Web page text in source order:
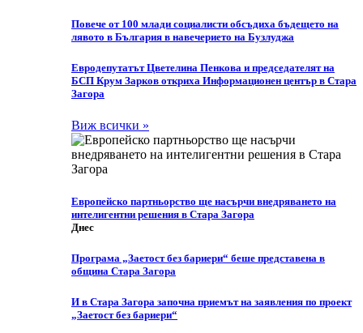
Повече от 100 млади социалисти обсъдиха бъдещето на
лявото в България в навечерието на Бузлуджа
Eвродепутатът Цветелина Пенкова и председателят на
БСП Крум Зарков откриха Информационен център в Стара
Загора
Виж всички »
Европейско партньорство ще насърчи внедряването на
интелигентни решения в Стара Загора
Днес
Програма „Заетост без бариери“ беше представена в
община Стара Загора
И в Стара Загора започна приемът на заявления по проект
„Заетост без бариери“